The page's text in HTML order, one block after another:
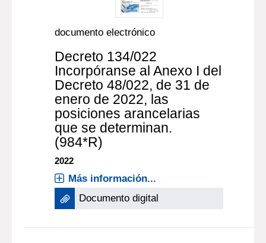
documento electrónico
Decreto 134/022
Incorpóranse al Anexo I del
Decreto 48/022, de 31 de
enero de 2022, las
posiciones arancelarias
que se determinan.
(984*R)
2022
Más información...
Documento digital